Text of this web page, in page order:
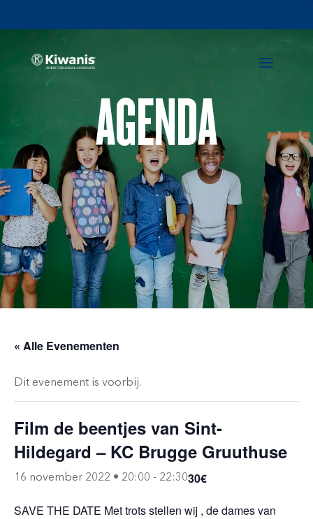
AGENDA
« Alle Evenementen
Dit evenement is voorbij.
Film de beentjes van Sint-
Hildegard – KC Brugge Gruuthuse
16 november 2022 • 20:00 - 22:3030€
SAVE THE DATE Met trots stellen wij , de dames van